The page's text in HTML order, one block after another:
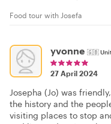
Food tour with Josefa
yvonne 🇬🇧
27 April 2024
Josepha (Jo) was
the history and the
visiting places to stop